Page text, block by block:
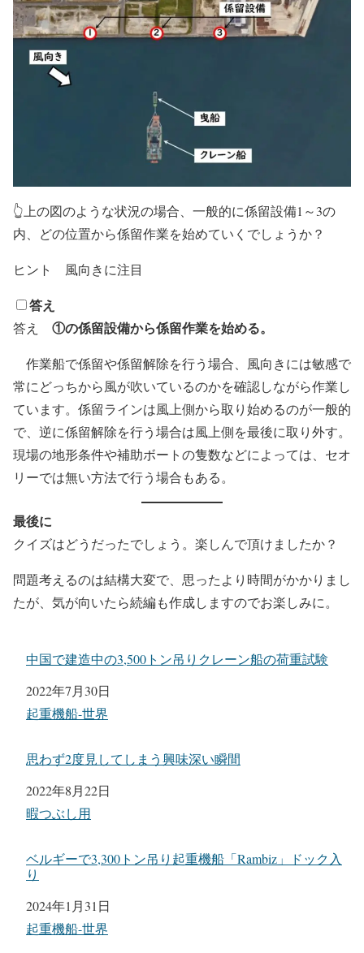
👆上の図のような状況の場合、一般的に係留設備1～3の
内、どの位置から係留作業を始めていくでしょうか？
ヒント 風向きに注目
答え
答え ①の係留設備から係留作業を始める。
作業船で係留や係留解除を行う場合、風向きには敏感で
常にどっちから風が吹いているのかを確認しながら作業し
ています。係留ラインは風上側から取り始めるのが一般的
で、逆に係留解除を行う場合は風上側を最後に取り外す。
現場の地形条件や補助ボートの隻数などによっては、セオ
リーでは無い方法で行う場合もある。
最後に
クイズはどうだったでしょう。楽しんで頂けましたか？
問題考えるのは結構大変で、思ったより時間がかかりまし
たが、気が向いたら続編も作成しますのでお楽しみに。
中国で建造中の3,500トン吊りクレーン船の荷重試験
日付
2022年7月30日
関連理由
起重機船-世界
思わず2度見してしまう興味深い瞬間
日付
2022年8月22日
関連理由
暇つぶし用
ベルギーで3,300トン吊り起重機船「Rambiz」ドック入
り
日付
2024年1月31日
関連理由
起重機船-世界